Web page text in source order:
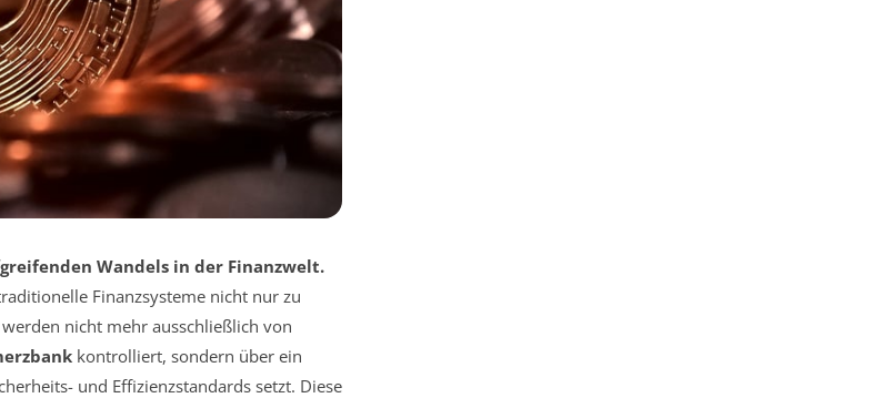
Wandels in der Finanzwelt.
Finanzsysteme nicht nur zu
nicht mehr ausschließlich von
kontrolliert, sondern über ein
und Effizienzstandards setzt. Diese